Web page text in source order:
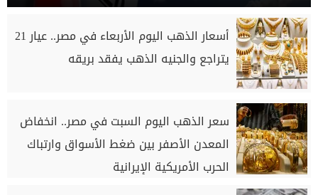
أسعار الذهب اليوم الأربعاء في مصر.. عيار 21
يتراجع والجنيه الذهب يفقد بريقه
سعر الذهب اليوم السبت في مصر.. انخفاض
المعدن الأصفر بين ضغط الأسواق وارتباك
الحرب الأمريكية الإيرانية